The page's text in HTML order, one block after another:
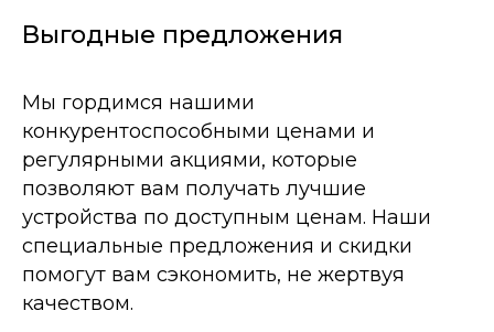
Выгодные предложения
Мы гордимся нашими
конкурентоспособными ценами и
регулярными акциями, которые
позволяют вам получать лучшие
устройства по доступным ценам. Наши
специальные предложения и скидки
помогут вам сэкономить, не жертвуя
качеством.